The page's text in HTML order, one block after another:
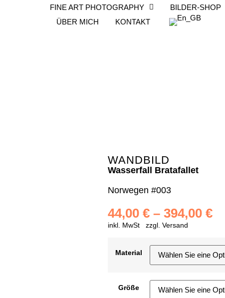
FINE ART PHOTOGRAPHY BILDER-SHOP
ÜBER MICH
KONTAKT
WANDBILD
Wasserfall Bratafallet
Norwegen #003
44,00 € – 394,00 €
inkl. MwSt zzgl. Versand
Material
Größe